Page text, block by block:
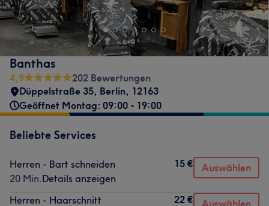
Banthas
4,9
202 Bewertungen
Düppelstraße 35, Berlin, 12163
Geöffnet Montag: 09:00 - 19:00
Beliebte Services
Herren - Bart schneiden
20 Min.Details anzeigen
15 € Auswählen
Herren - Haarschnitt
22 € Auswählen